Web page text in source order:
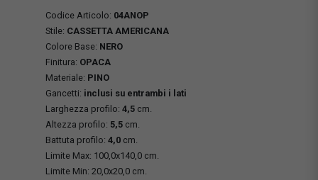
Codice Articolo: 04ANOP
Stile: CASSETTA AMERICANA
Colore Base: NERO
Finitura: OPACA
Materiale: PINO
Gancetti: inclusi su entrambi i lati
Larghezza profilo: 4,5 cm.
Altezza profilo: 5,5 cm.
Battuta profilo: 4,0 cm.
Limite Max: 100,0x140,0 cm.
Limite Min: 20,0x20,0 cm.